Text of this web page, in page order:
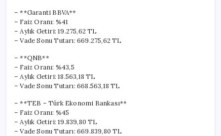
– **Garanti BBVA**
– Faiz Oranı: %41
– Aylık Getiri: 19.275,62 TL
– Vade Sonu Tutarı: 669.275,62 TL
– **QNB**
– Faiz Oranı: %43,5
– Aylık Getiri: 18.563,18 TL
– Vade Sonu Tutarı: 668.563,18 TL
– **TEB – Türk Ekonomi Bankası**
– Faiz Oranı: %45
– Aylık Getiri: 19.839,80 TL
– Vade Sonu Tutarı: 669.839,80 TL